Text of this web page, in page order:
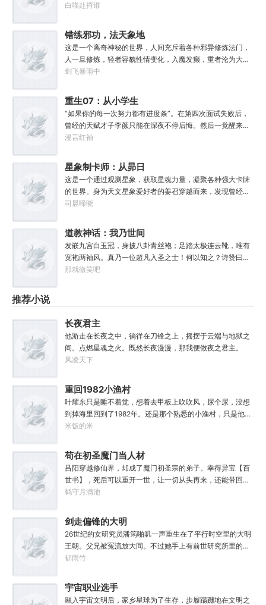
吧？李玄本打算跟着自己身份高贵的小主受尽一生恩宠，享
都得散。那一夜，他只是多看了一眼，从此便走上了一条不
归路。【虎形十式：1%】李玄：呔！大内御猫在此，鼠辈还
不束手就擒！
白喵赴捋谁
错练邪功，法天象地
这是一个离奇神秘的世界，人间充斥着各种邪异修炼法门，
人一旦修炼，轻者容貌性情变化，入魔发癫，重者沦为大
药，供邪魔采食……段云穿越而来，意外得到一本大药功法
的情况下，让这功法脱胎换骨，玉剑指路，洞穿一切。后来
他学成的功法越来越多，怀揣“达者兼济天下”的理念，段云
从不藏私，传武天下。谁曾想……“段魔头误我！他告诉我这
桩功滋阴壮阳，如今我却只能蹲着尿尿，呜呜......”“这本《七
分归元气》是那魔头教的我，我如今不是被杀就是踩屎，神
万妙宫的仙子本来要举宫飞天的，结果却一夜间入了魔，沦
为妖女，这都是段老魔的手笔！”……段云很是不解，自己不
过练练武，传传功，偶尔法天象地一下，怎么就成了罄竹难
书的魔头了呢？这是污蔑！同样的功法，为什么我就没有问
剑飞暴雨中
重生07：从小学生
开始加点
“如果你的每一次努力都有进度条”。在第四次面试失败后，
曾经的天赋才子李颜只能在深夜不停后悔。然后一觉醒来穿
越回了小学时代。好消息：上天给了他弥补遗憾的机会。坏
赠了一个加点系统。坏消息：没有系统说明也没有任务。李
颜记得自己穿越了，却只能接触某人某事时回忆起相关记
忆，甚至要毫无头绪地摸清加点系统规则。但无所谓，这
个“全能加点”系统主打一个练就有效，你付出的每一滴汗水
都将得到回报。人生重来一遭，弥补遗憾算甚？系统驱动着
煌。“没有什么能阻止我站在人类之巅了！”
漫言红袖
星象制卡师：从昴日
星官开始
这是一个通过观测星象，获取星魂力量，凝聚各种强大卡牌
的世界。身为天文星象爱好者的姜召穿越而来，发现曾经熟
悉的星象都在。于是乎，在获取本命卡牌的仪式上，姜召果
日鸡。从此走上了一条以昴日鸡为起点，目标直指紫微垣的
制卡师道路。欸~前世灵魂竟然也有一颗本命星，于是第二
张本命卡【天蝎座】诞生了！“什么幽冥诡域毒物和凶兽，不
都是一堆辣条吗？”“机械之神是吧？听说你身子骨很
硬？”“精灵世界的万兽神是吧？敢不敢跟我家四神兽比划比
年，你想加入星宿派还是星座派？”
司晨啼晓
道教神话：我乃世间
最后一位真仙
发嵌九宫白玉冠，身披八卦青丝袍；足踏太极连云靴，唯有
宽袍两袖风。真乃一位超凡入圣之士！何以知之？诗赞曰：
钟祖门下悟龙虎，性命双修炼水火；一粒金丹吞入腹，始知
宙，把握阴阳，寿敝天地，无有终时，此其道生。我有一炉
灵汤，服之立地化作大罗仙。道友，可要浅酌一二？
那就微笑吧
推荐小说
长夜君主
他游走在长夜之中，徜徉在刀锋之上，摇摆于云端与地狱之
间。点燃星魂之火。既然长夜漫漫，那我便做夜之君主。
风凌天下
重回1982小渔村
叶耀东只是睡不着觉，想着去甲板上吹吹风，尿个尿，没想
到掉海里回到了1982年。还是那个熟悉的小渔村，只是他已
经不是年轻时候的他了。混账了半辈子，这回他想好好来过
他也没什么大理想大志向，只想挽回遗憾，跟老婆好好过日
子，一家子平安喜乐就好。
米饭的米
苟在初圣魔门当人材
吕阳穿越修仙界，却成了魔门初圣宗的弟子。幸得异宝【百
世书】，死后可以重开一世，让一切从头再来，还能带回前
世的宝物，修为，寿命，甚至觉醒特殊的天赋。奈何次数有
定先在魔门苟住，一世世苦修，不成仙不出山，奈何魔门凶
险异常，遍地都是人材。第一世，吕阳惨遭师姐暗算。第二
世，好不容易反杀师姐，又遭师兄毒手。第三世，第四
世……直到百世之后，再回首，吕阳才发现自己已经成为了
一代魔道巨擘，初圣宗里最畜生的那一个。“魔门个个都是人
鹤守月满池
剑走偏锋的大明
26世纪的女研究员潘筠啪叽一声重生在了平行时空里的大明
王朝。父兄被冤流放大同。不过她手上有前世研究所里的镇
馆神器——灵境！为救家人，潘筠化身道观小道士，仗剑提
度牒。潘筠大剑拍上去：闭嘴，信不信扣你鱼仔。
郁雨竹
宇宙职业选手
融入宇宙文明后，家乡星球为了生存，步履蹒跚地在文明之